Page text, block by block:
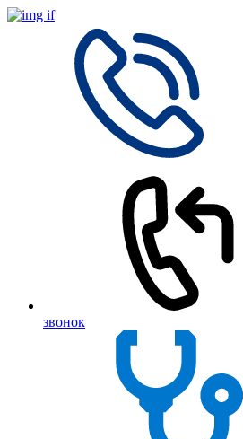
звонок